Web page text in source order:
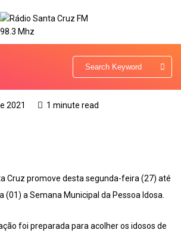
2021 1 minute read
Cruz promove desta segunda-feira (27) até
(01) a Semana Municipal da Pessoa Idosa.
foi preparada para acolher os idosos de